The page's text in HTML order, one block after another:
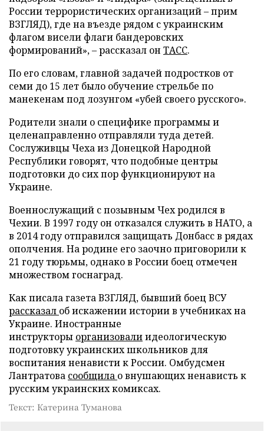
России террористических организаций – прим
ВЗГЛЯД), где на въезде рядом с украинским
флагом висели флаги бандеровских
формирований», – рассказал он ТАСС.
По его словам, главной задачей подростков от
семи до 15 лет было обучение стрельбе по
манекенам под лозунгом «убей своего русского».
Родители знали о специфике программы и
целенаправленно отправляли туда детей.
Сослуживцы Чеха из Донецкой Народной
Республики говорят, что подобные центры
подготовки до сих пор функционируют на
Украине.
Военнослужащий с позывным Чех родился в
Чехии. В 1997 году он отказался служить в НАТО, а
в 2014 году отправился защищать Донбасс в рядах
ополчения. На родине его заочно приговорили к
21 году тюрьмы, однако в России боец отмечен
множеством госнаград.
Как писала газета ВЗГЛЯД, бывший боец ВСУ
рассказал об искажении истории в учебниках на
Украине. Иностранные
инструкторы организовалиидеологическую
подготовку украинских школьников для
воспитания ненависти к России. Омбудсмен
Лантратова сообщила о внушающих ненависть к
русским украинских комиксах.
Текст: Катерина Туманова